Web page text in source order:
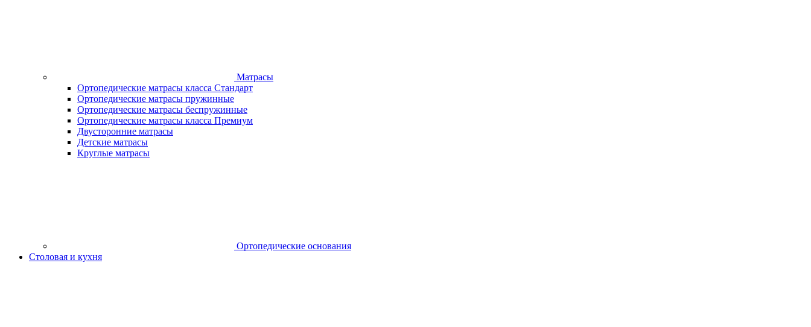
Матрасы
Ортопедические матрасы класса Стандарт
Ортопедические матрасы пружинные
Ортопедические матрасы беспружинные
Ортопедические матрасы класса Премиум
Двусторонние матрасы
Детские матрасы
Круглые матрасы
Ортопедические основания
Столовая и кухня